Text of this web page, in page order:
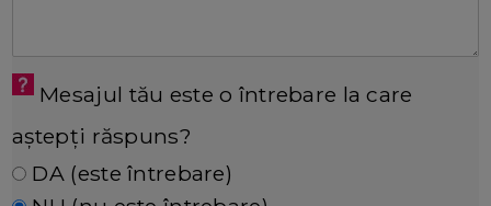
Mesajul tău este o întrebare la care
aștepți răspuns?
DA (este întrebare)